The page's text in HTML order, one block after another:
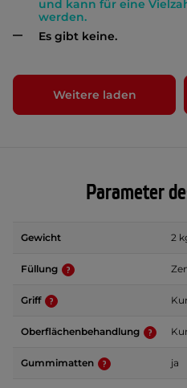
und kann für eine
werden.
Es gibt keine.
Weitere laden
Parameter
Gewicht 2
Füllung
Griff
Oberflächenbehandlung
Gummimatten ja